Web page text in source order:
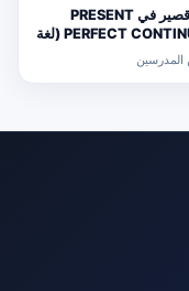
اختبار قصير في PRESENT
PERFECT CONTINUOUS (لغة
حلقة ثانية
المدرسين